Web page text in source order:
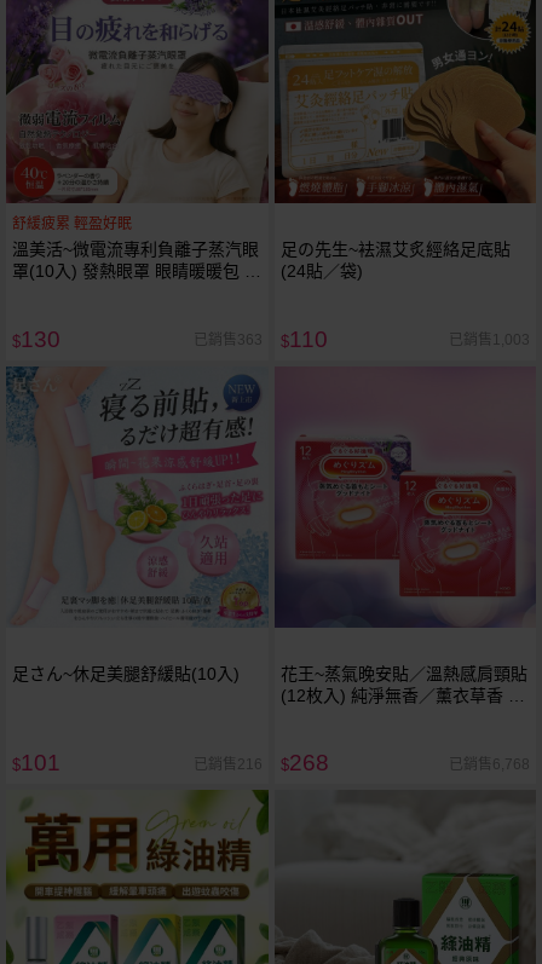
舒緩疲累 輕盈好眠
溫美活~微電流專利負離子蒸汽眼
罩(10入) 發熱眼罩 眼睛暖暖包 蒸
$130 已銷售363
足の先生~袪濕艾炙經絡足底貼
(24貼／袋)
$110 已銷售1,003
足さん~休足美腿舒緩貼(10入)
$101 已銷售216
花王~蒸氣晚安貼／溫熱感肩頸貼
(12枚入) 純淨無香／薰衣草香 款
$268 已銷售6,768